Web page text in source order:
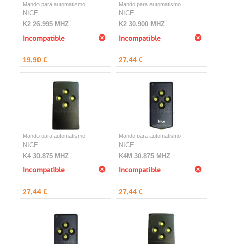
Mando para automatismo
NICE
K2 26.995 MHZ
Incompatible
19,90 €
Mando para automatismo
NICE
K2 30.900 MHZ
Incompatible
27,44 €
Mando para automatismo
NICE
K4 30.875 MHZ
Incompatible
27,44 €
Mando para automatismo
NICE
K4M 30.875 MHZ
Incompatible
27,44 €